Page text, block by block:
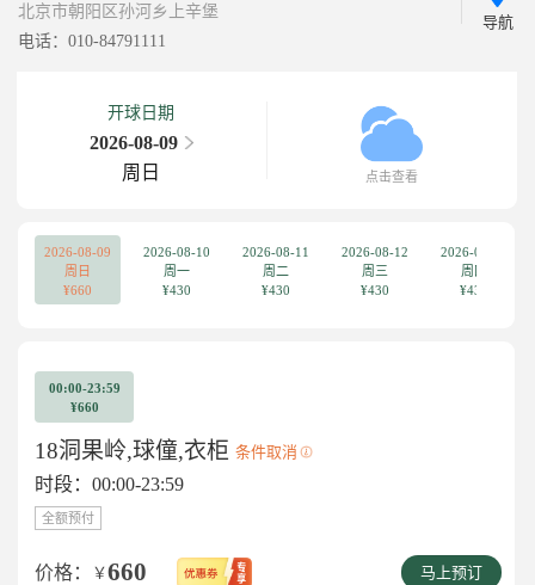
北京市朝阳区孙河乡上辛堡
电话：010-84791111
导航
开球日期
2026-08-09
周日
点击查看
2026-08-09
周日
¥660
2026-08-10
周一
¥430
2026-08-11
周二
¥430
2026-08-12
周三
¥430
2026-08-13
周四
¥430
00:00-23:59
¥660
18洞果岭,球僮,衣柜 条件取消
时段：00:00-23:59
全额预付
价格： ￥660 马上预订